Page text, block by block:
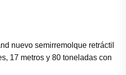
nuevo semirremolque retráctil
17 metros y 80 toneladas con